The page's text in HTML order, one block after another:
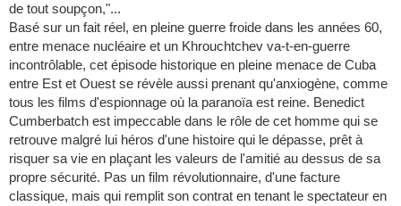
de tout soupçon,"...
Basé sur un fait réel, en pleine guerre froide dans les années 60,
entre menace nucléaire et un Khrouchtchev va-t-en-guerre
incontrôlable, cet épisode historique en pleine menace de Cuba
entre Est et Ouest se révèle aussi prenant qu'anxiogène, comme
tous les films d'espionnage où la paranoïa est reine. Benedict
Cumberbatch est impeccable dans le rôle de cet homme qui se
retrouve malgré lui héros d'une histoire qui le dépasse, prêt à
risquer sa vie en plaçant les valeurs de l'amitié au dessus de sa
propre sécurité. Pas un film révolutionnaire, d'une facture
classique, mais qui remplit son contrat en tenant le spectateur en